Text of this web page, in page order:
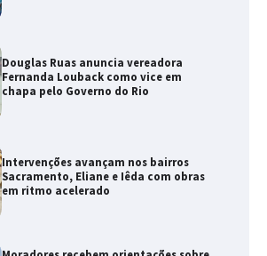
Douglas Ruas anuncia vereadora
Fernanda Louback como vice em
chapa pelo Governo do Rio
Intervenções avançam nos bairros
Sacramento, Eliane e Iêda com obras
em ritmo acelerado